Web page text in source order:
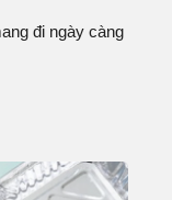
đi ngày càng